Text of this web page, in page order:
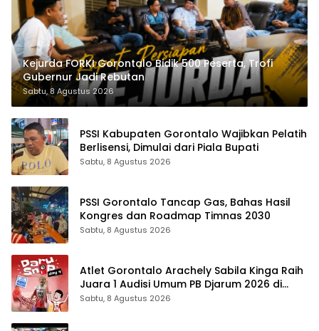
Kejurda FORKI Gorontalo Bidik 500 Peserta, Trofi
Gubernur Jadi Rebutan
Sabtu, 8 Agustus 2026
PSSI Kabupaten Gorontalo Wajibkan Pelatih
Berlisensi, Dimulai dari Piala Bupati
Sabtu, 8 Agustus 2026
PSSI Gorontalo Tancap Gas, Bahas Hasil
Kongres dan Roadmap Timnas 2030
Sabtu, 8 Agustus 2026
Atlet Gorontalo Arachely Sabila Kinga Raih
Juara 1 Audisi Umum PB Djarum 2026 di
Makassar
Sabtu, 8 Agustus 2026